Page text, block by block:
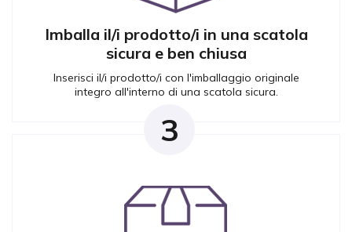
Imballa il/i prodotto/i in una scatola
sicura e ben chiusa
Inserisci il/i prodotto/i con l'imballaggio originale
integro all'interno di una scatola sicura.
3